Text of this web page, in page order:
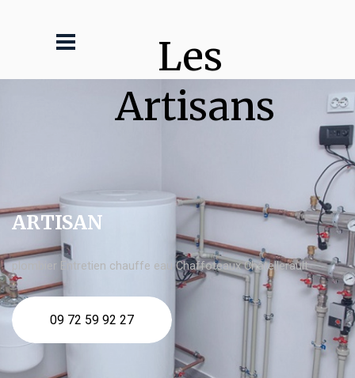
Les
Artisans
ARTISAN
plombier Entretien chauffe eau Chaffoteaux Châtellerault
09 72 59 92 27